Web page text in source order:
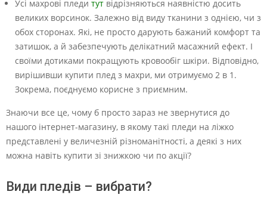
Усі махрові пледи тут відрізняються наявністю досить
великих ворсинок. Залежно від виду тканини з однією, чи з
обох сторонах. Які, не просто дарують бажаний комфорт та
затишок, а й забезпечують делікатний масажний ефект. І
своїми дотиками покращують кровообіг шкіри. Відповідно,
вирішивши купити плед з махри, ми отримуємо 2 в 1.
Зокрема, поєднуємо корисне з приємним.
Знаючи все це, чому б просто зараз не звернутися до
нашого інтернет-магазину, в якому такі пледи на ліжко
представлені у величезній різноманітності, а деякі з них
можна навіть купити зі знижкою чи по акції?
Види пледів – вибрати?